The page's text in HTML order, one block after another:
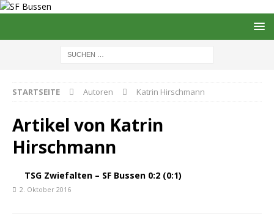
STARTSEITE Autoren Katrin Hirschmann
Artikel von Katrin
Hirschmann
TSG Zwiefalten – SF Bussen 0:2 (0:1)
2. Oktober 2016